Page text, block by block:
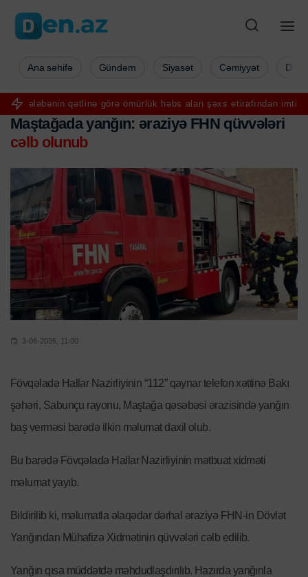
görə ömürlük həbs alan şəxs etirafından imtina etdi FIFA
Ana səhifə Gündəm Siyasət Cəmiyyət
Maştağada yanğın: əraziyə FHN qüvvələri
cəlb olunub
3-06-2026, 11:00
Fövqəladə Hallar Nazirliyinin “112” qaynar telefon xəttinə Bakı
şəhəri, Sabunçu rayonu, Maştağa qəsəbəsi ərazisində yanğın
baş verməsi barədə ilkin məlumat daxil olub.
Bu barədə Fövqəladə Hallar Nazirliyinin mətbuat xidməti
məlumat yayıb.
Bildirilib ki, məlumatla əlaqədar dərhal əraziyə FHN-in Dövlət
Yanğından Mühafizə Xidmətinin qüvvələri cəlb edilib.
Yanğın qısa müddətdə məhdudlaşdırılıb. Hazırda yanğınla